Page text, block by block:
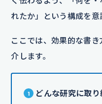
れたか」という構成を意
ここでは、効果的な書
介します。
どんな研究に取